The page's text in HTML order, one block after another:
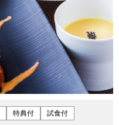
特典付 試食付